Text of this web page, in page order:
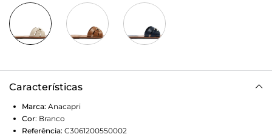
Características
Marca: Anacapri
Cor: Branco
Referência: C3061200550002